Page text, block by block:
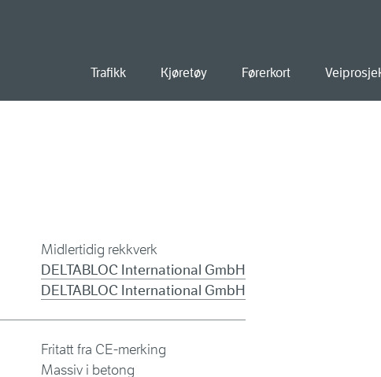
Trafikk Kjøretøy Førerkort
Midlertidig rekkverk
DELTABLOC International GmbH
DELTABLOC International GmbH
Fritatt fra CE-merking
Massiv i betong